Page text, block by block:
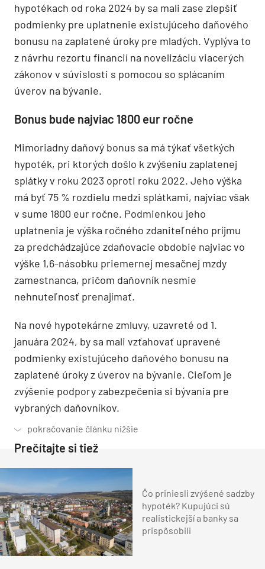
hypotékach od roka 2024 by sa mali zase zlepšiť
podmienky pre uplatnenie existujúceho daňového
bonusu na zaplatené úroky pre mladých. Vyplýva to
z návrhu rezortu financií na novelizáciu viacerých
zákonov v súvislosti s pomocou so splácaním
úverov na bývanie.
Bonus bude najviac 1800 eur ročne
Mimoriadny daňový bonus sa má týkať všetkých
hypoték, pri ktorých došlo k zvýšeniu zaplatenej
splátky v roku 2023 oproti roku 2022. Jeho výška
má byť 75 % rozdielu medzi splátkami, najviac však
v sume 1800 eur ročne. Podmienkou jeho
uplatnenia je výška ročného zdaniteľného príjmu
za predchádzajúce zdaňovacie obdobie najviac vo
výške 1,6-násobku priemernej mesačnej mzdy
zamestnanca, pričom daňovník nesmie
nehnuteľnosť prenajímať.
Na nové hypotekárne zmluvy, uzavreté od 1.
januára 2024, by sa mali vzťahovať upravené
podmienky existujúceho daňového bonusu na
zaplatené úroky z úverov na bývanie. Cieľom je
zvýšenie podpory zabezpečenia si bývania pre
vybraných daňovníkov.
Prečítajte si tiež
Čo priniesli zvýšené sadzby
hypoték? Kupujúci sú
realistickejší a banky sa
prispôsobili